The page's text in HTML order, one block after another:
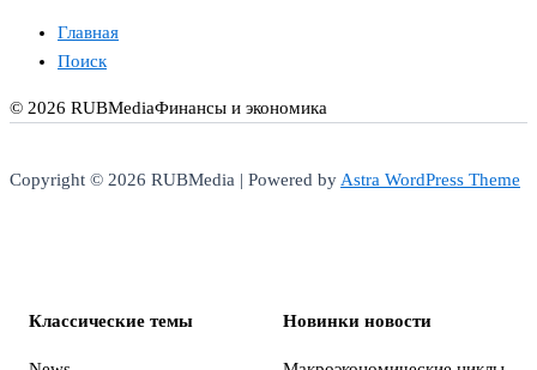
Главная
Поиск
© 2026 RUBMediaФинансы и экономика
Copyright © 2026 RUBMedia | Powered by Astra WordPress Theme
Классические темы Новинки новости